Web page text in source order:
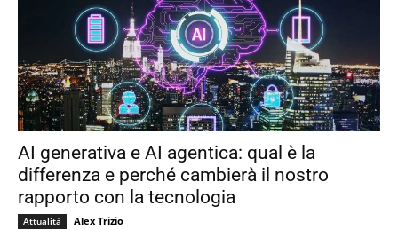
AI generativa e AI agentica: qual è la
differenza e perché cambierà il nostro
rapporto con la tecnologia
Attualità Alex Trizio